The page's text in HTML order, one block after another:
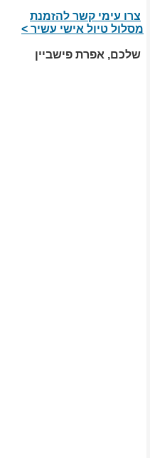
צרו עימי קשר להזמנת
מסלול טיול אישי עשיר >
שלכם, אפרת פישביין